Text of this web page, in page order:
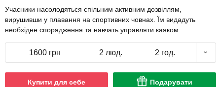
Учасники насолодяться спільним активним дозвіллям,
вирушивши у плавання на спортивних човнах. Їм видадуть
необхідне спорядження та навчать управляти каяком.
1600 грн 2 люд. 2 год.
Купити для себе Подарувати